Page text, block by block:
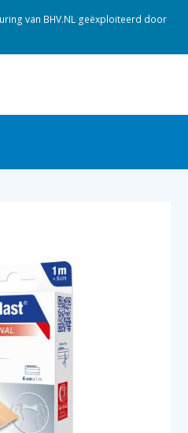
van BHV.NL geëxploiteerd door